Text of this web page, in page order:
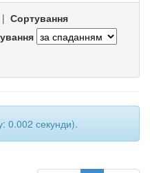
| Сортування
0.002 секунди).